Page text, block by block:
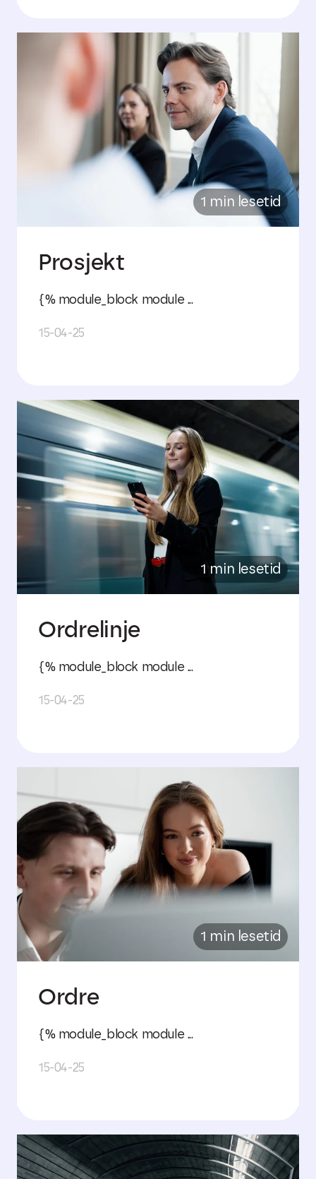
1 min lesetid
Prosjekt
{% module_block module ...
15-04-25
1 min lesetid
Ordrelinje
{% module_block module ...
15-04-25
1 min lesetid
Ordre
{% module_block module ...
15-04-25